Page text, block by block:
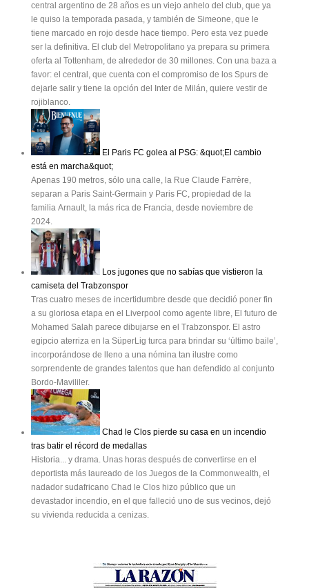
central argentino de 28 años es un viejo anhelo del club, que ya
le quiso la temporada pasada, y también de Simeone, que le
tiene marcado en rojo desde hace tiempo. Pero esta vez puede
ser la definitiva. El club del Metropolitano ya prepara su primera
oferta al Tottenham, de alrededor de 30 millones. Con una baza a
favor: el central, que cuenta con el compromiso de los Spurs de
dejarle salir y tiene la opción del Inter de Milán, quiere vestir de
rojiblanco.
El Paris FC golea al PSG: &quot;El cambio
está en marcha&quot;
Apenas 190 metros, sólo una calle, la Rue Claude Farrère,
separan a Paris Saint-Germain y Paris FC, propiedad de la
familia Arnault, la más rica de Francia, desde noviembre de
2024.
Los jugones que no sabías que vistieron la
camiseta del Trabzonspor
Tras cuatro meses de incertidumbre desde que decidió poner fin
a su gloriosa etapa en el Liverpool como agente libre, El futuro de
Mohamed Salah parece dibujarse en el Trabzonspor. El astro
egipcio aterriza en la SüperLig turca para brindar su ‘último baile’,
incorporándose de lleno a una nómina tan ilustre como
sorprendente de grandes talentos que han defendido al conjunto
Bordo-Mavililer.
Chad le Clos pierde su casa en un incendio
tras batir el récord de medallas
Historia... y drama. Unas horas después de convertirse en el
deportista más laureado de los Juegos de la Commonwealth, el
nadador sudafricano Chad le Clos hizo público que un
devastador incendio, en el que falleció uno de sus vecinos, dejó
su vivienda reducida a cenizas.